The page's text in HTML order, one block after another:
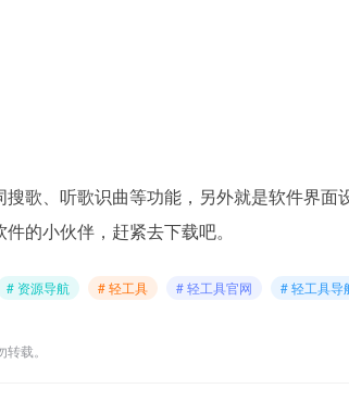
搜歌、听歌识曲等功能，另外就是软件界
的小伙伴，赶紧去下载吧。
# 资源导航 # 轻工具 # 轻工具官网 # 轻工具导
载。